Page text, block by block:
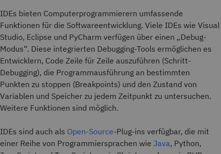
IDEs bieten Computerprogrammierern umfassende
Funktionen für die Softwareentwicklung. Viele IDEs wie Visual
Studio, Eclipse und PyCharm verfügen über einen „Debug-
Modus“. Diese integrierten Debugging-Tools ermöglichen es
Entwicklern, Code Zeile für Zeile auszuführen (Schritt-
Debugging), die Programmausführung an bestimmten
Punkten zu stoppen (Breakpoints) und den Zustand von
Variablen und Speicher zu jedem Zeitpunkt zu untersuchen.
Weitere Funktionen sind möglich.
IDEs sind auch als Open-Source-Plug-ins verfügbar, die mit
einer Reihe von Programmiersprachen wie Java, Python,